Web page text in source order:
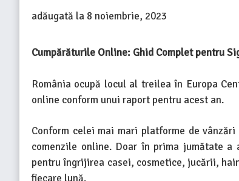
adăugată la 8 noiembrie, 2023
Cumpărăturile Online: Ghid Complet pentru
România ocupă locul al treilea în Europa
online conform unui raport pentru acest an.
Conform celei mai mari platforme de
comenzile online. Doar în prima jumătate
pentru îngrijirea casei, cosmetice, jucării,
fiecare lună.